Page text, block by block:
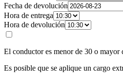
Fecha de devolución
Hora de entrega
Hora de devolución
El conductor es menor de 30 o mayor
Es posible que se aplique un cargo